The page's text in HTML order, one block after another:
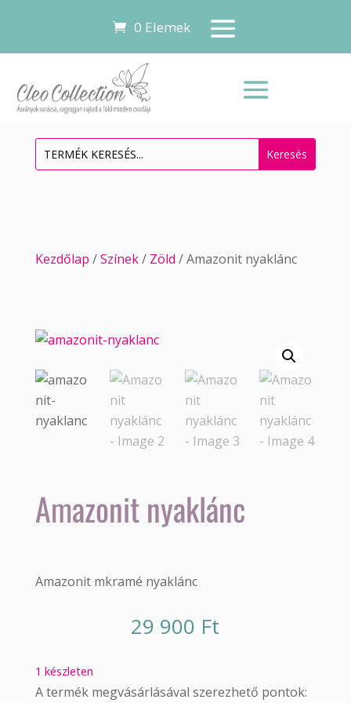
0 Elemek
Kezdőlap /Színek/ Zöld / Amazonit nyaklánc
Amazonit nyaklánc
Amazonit mkramé nyaklánc
29 900 Ft
1 készleten
A termék megvásárlásával szerezhető pontok: